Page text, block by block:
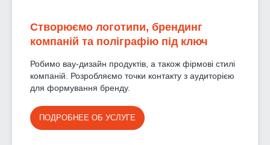
Створюємо логотипи, брендинг
компаній та поліграфію під ключ
Робимо вау-дизайн продуктів, а також фірмові стилі
компаній. Розробляємо точки контакту з аудиторією
для формування бренду.
ПОДРОБНЕЕ ОБ УСЛУГЕ